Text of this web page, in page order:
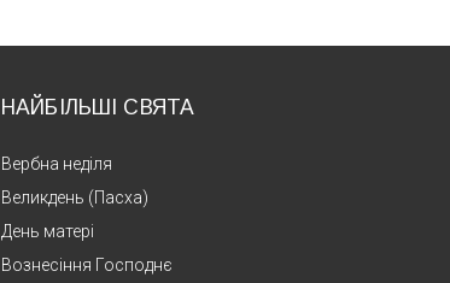
НАЙБІЛЬШІ СВЯТА
Вербна неділя
Великдень (Пасха)
День матері
Вознесіння Господнє